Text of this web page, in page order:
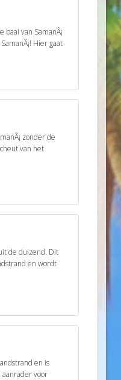
baai van SamanÃ¡
Hier gaat
zonder de
van het
de duizend. Dit
en wordt
en is
voor